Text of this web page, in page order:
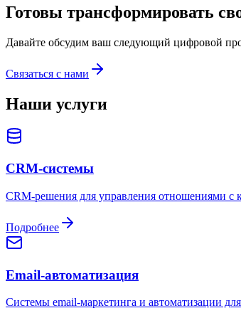
Готовы трансформировать
Давайте обсудим ваш следующий цифровой
Связаться с нами
Наши услуги
CRM-системы
CRM-решения для управления отношениями с
Подробнее
Email-автоматизация
Системы email-маркетинга и автоматизации